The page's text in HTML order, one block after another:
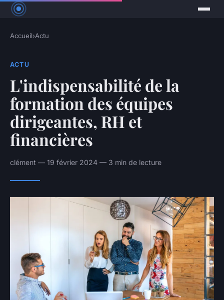
Accueil›Actu
ACTU
L'indispensabilité de la
formation des équipes
dirigeantes, RH et
financières
clément — 19 février 2024 — 3 min de lecture